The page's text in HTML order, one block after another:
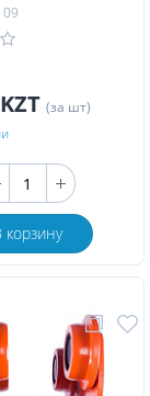
(за шт)
корзину